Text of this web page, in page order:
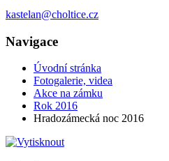
kastelan@choltice.cz
Navigace
Úvodní stránka
Fotogalerie, videa
Akce na zámku
Rok 2016
Hradozámecká noc 2016